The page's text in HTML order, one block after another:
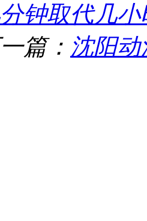
钟取代几
篇： 沈阳